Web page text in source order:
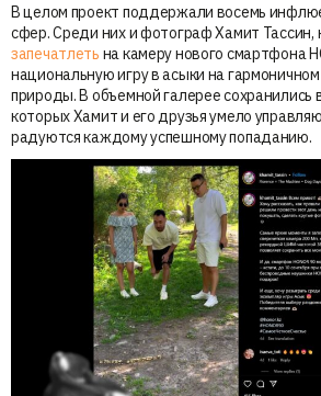
В целом проект поддержали восемь
сфер. Среди них и фотограф Хамит Тассин,
запечатлеть на камеру нового смартфона
национальную игру в асыки на
природы. В объемной галерее
которых Хамит и его друзья умело
радуются каждому успешному попаданию.